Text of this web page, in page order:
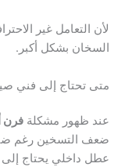
لأن التعامل غير
السخان بشكل أكبر.
متى تحتاج إلى فني
عند ظهور مشكلة فرن
ضعف التسخين رغم ضبط
عطل داخلي يحتاج